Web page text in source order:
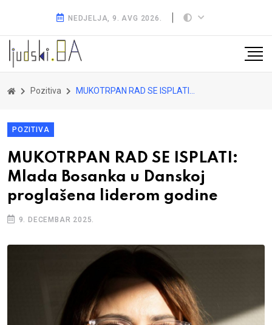
NEDJELJA, 9. AVG 2026.
Pozitiva MUKOTRPAN RAD SE ISPLATI: Mlada Bosanka u Danskoj proglašena liderom godine
POZITIVA
MUKOTRPAN RAD SE ISPLATI:
Mlada Bosanka u Danskoj
proglašena liderom godine
9. DECEMBAR 2025.